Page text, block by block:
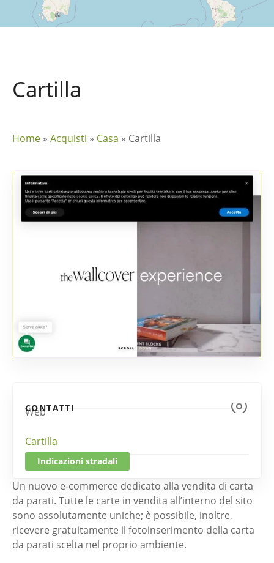
Cartilla
Home » Acquisti » Casa » Cartilla
CONTATTI
Web
Cartilla
Indicazioni stradali
Un nuovo e-commerce dedicato alla vendita di carta
da parati. Tutte le carte in vendita all’interno del sito
sono assolutamente uniche; è possibile, inoltre,
ricevere gratuitamente il fotoinserimento della carta
da parati scelta nel proprio ambiente.